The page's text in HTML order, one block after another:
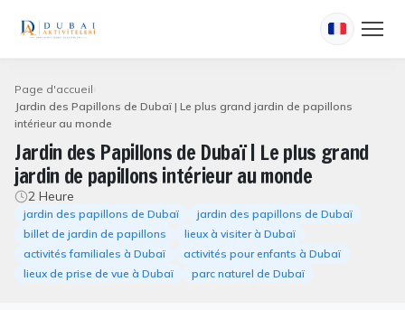
Page d'accueil
Jardin des Papillons de Dubaï | Le plus grand jardin de papillons
intérieur au monde
Jardin des Papillons de Dubaï | Le plus grand
jardin de papillons intérieur au monde
2 Heure
jardin des papillons de Dubaï
jardin des papillons de Dubaï
billet de jardin de papillons
lieux à visiter à Dubaï
activités familiales à Dubaï
activités pour enfants à Dubaï
lieux de prise de vue à Dubaï
parc naturel de Dubaï